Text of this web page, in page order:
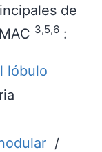
de
3,5,6 :
lóbulo
/